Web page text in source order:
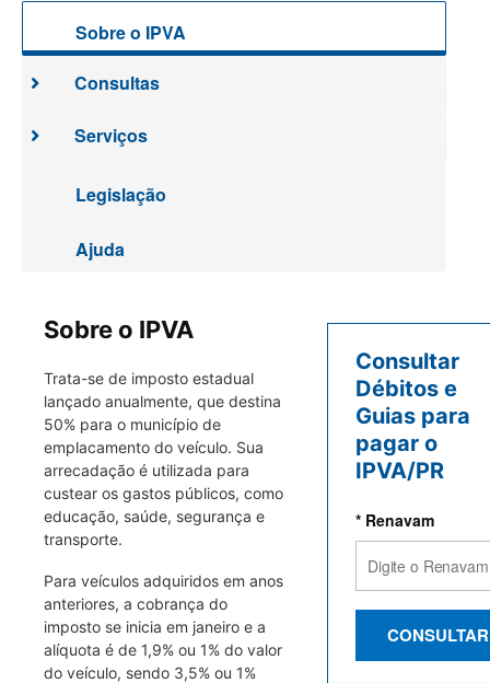
Sobre o IPVA
Consultas
Serviços
Legislação
Ajuda
Sobre o IPVA
Trata-se de imposto estadual
lançado anualmente, que destina
50% para o município de
emplacamento do veículo. Sua
arrecadação é utilizada para
custear os gastos públicos, como
educação, saúde, segurança e
transporte.
Para veículos adquiridos em anos
anteriores, a cobrança do
imposto se inicia em janeiro e a
alíquota é de 1,9% ou 1% do valor
do veículo, sendo 3,5% ou 1%
Consultar
Débitos e
Guias para
pagar o
IPVA/PR
* Renavam
CONSULTAR